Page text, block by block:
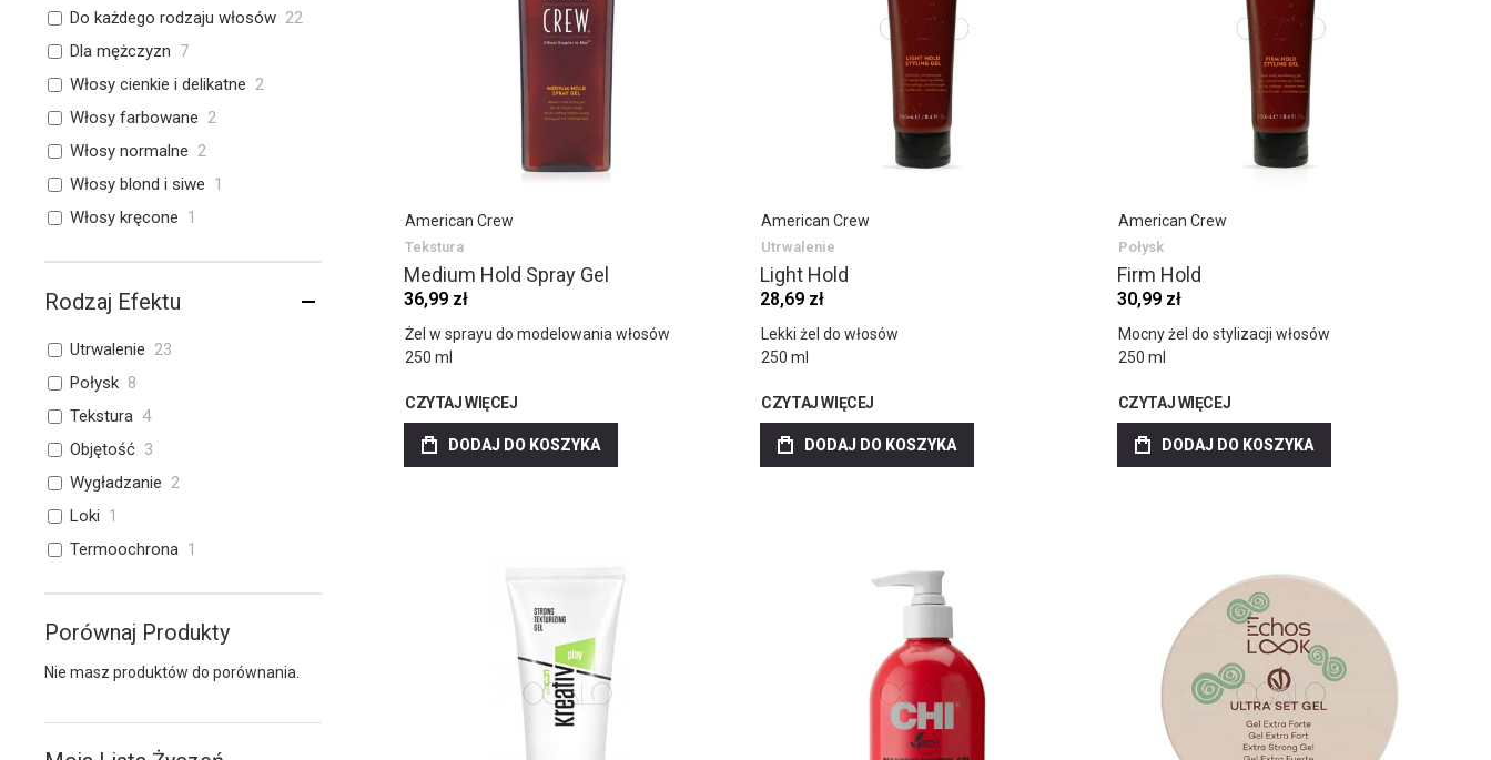
American Crew
Tekstura
Medium Hold Spray Gel
36,99 zł
Żel w sprayu do modelowania włosów
250 ml
CZYTAJ WIĘCEJ
DODAJ DO KOSZYKA
American Crew
Utrwalenie
Light Hold
28,69 zł
Lekki żel do włosów
250 ml
CZYTAJ WIĘCEJ
DODAJ DO KOSZYKA
American Crew
Połysk
Firm Hold
30,99 zł
Mocny żel do stylizacji włosów
250 ml
CZYTAJ WIĘCEJ
DODAJ DO KOSZYKA
Do każdego rodzaju włosów 22
Dla mężczyzn 7
Włosy cienkie i delikatne 2
Włosy farbowane 2
Włosy normalne 2
Włosy blond i siwe 1
Włosy kręcone 1
Rodzaj Efektu
Utrwalenie 23
Połysk 8
Tekstura 4
Objętość 3
Wygładzanie 2
Loki 1
Termoochrona 1
Porównaj Produkty
Nie masz produktów do porównania.